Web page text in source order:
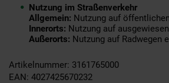
Nutzung im Straßenverkehr
Allgemein: Nutzung auf
Innerorts: Nutzung auf
Außerorts: Nutzung auf Radwegen
Artikelnummer: 3161765000
EAN: 4027425670232